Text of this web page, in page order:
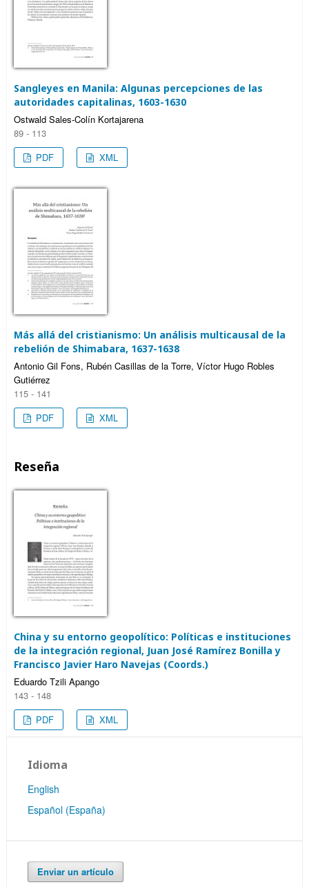
Sangleyes en Manila: Algunas percepciones de las
autoridades capitalinas, 1603-1630
Ostwald Sales-Colín Kortajarena
89 - 113
PDF
XML
Más allá del cristianismo: Un análisis multicausal de la
rebelión de Shimabara, 1637-1638
Antonio Gil Fons, Rubén Casillas de la Torre, Víctor Hugo Robles
Gutiérrez
115 - 141
PDF
XML
Reseña
China y su entorno geopolítico: Políticas e instituciones
de la integración regional, Juan José Ramírez Bonilla y
Francisco Javier Haro Navejas (Coords.)
Eduardo Tzili Apango
143 - 148
PDF
XML
Idioma
English
Español (España)
Enviar un artículo